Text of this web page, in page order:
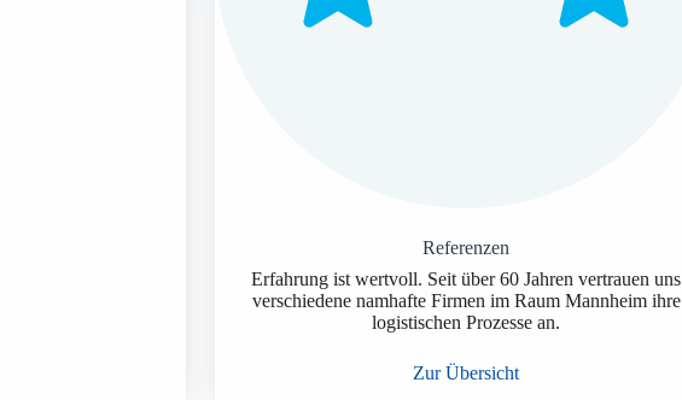
Referenzen
Erfahrung ist wertvoll. Seit über 60 Jahren vertrauen uns
verschiedene namhafte Firmen im Raum Mannheim ihre
logistischen Prozesse an.
Zur Übersicht